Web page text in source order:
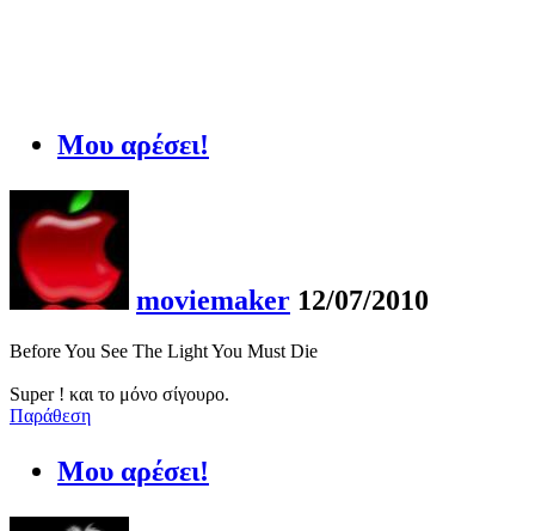
Μου αρέσει!
moviemaker 12/07/2010
Before You See The Light You Must Die
Super ! και το μόνο σίγουρο.
Παράθεση
Μου αρέσει!